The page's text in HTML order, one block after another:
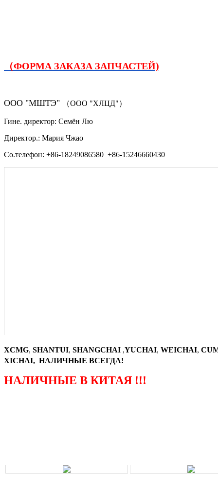
（ФОРМА ЗАКАЗА ЗАПЧАСТЕЙ)
ООО "МШТЭ" （ООО "ХЛЦД"）
Гине. директор: Семён Лю
Директор.: Мария Чжао
Со.телефон: +86-18249086580 +86-15246660430
XCMG, SHANTUI, SHANGCHAI ,YUCHAI, WEICHAI,
XICHAI, НАЛИЧНЫЕ ВСЕГДА!
НАЛИЧНЫЕ В КИТАЯ !!!